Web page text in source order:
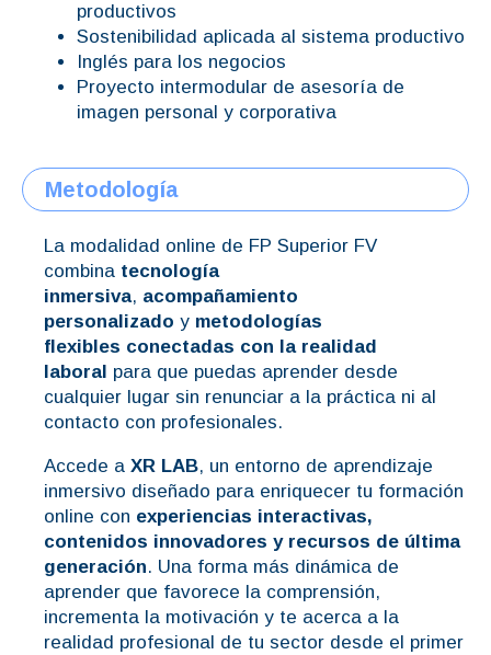
productivos
Sostenibilidad aplicada al sistema productivo
Inglés para los negocios
Proyecto intermodular de asesoría de
imagen personal y corporativa
Metodología
La modalidad online de FP Superior FV
combina tecnología
inmersiva, acompañamiento
personalizado y metodologías
flexibles conectadas con la realidad
laboral para que puedas aprender desde
cualquier lugar sin renunciar a la práctica ni al
contacto con profesionales.
Accede a XR LAB, un entorno de aprendizaje
inmersivo diseñado para enriquecer tu formación
online con experiencias interactivas,
contenidos innovadores y recursos de última
generación. Una forma más dinámica de
aprender que favorece la comprensión,
incrementa la motivación y te acerca a la
realidad profesional de tu sector desde el primer